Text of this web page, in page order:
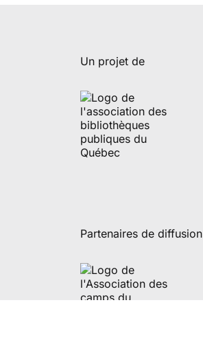
Un projet de
Partenaires de diffusion